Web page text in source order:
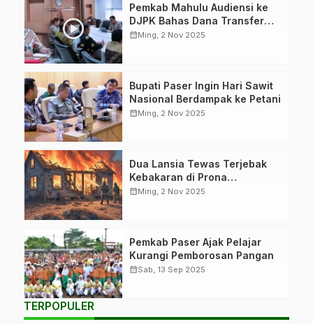
Pemkab Mahulu Audiensi ke
DJPK Bahas Dana Transfer
Daerah
calendar_monthMing, 2 Nov 2025
Bupati Paser Ingin Hari Sawit
Nasional Berdampak ke Petani
calendar_monthMing, 2 Nov 2025
Dua Lansia Tewas Terjebak
Kebakaran di Prona
Sepinggan
calendar_monthMing, 2 Nov 2025
Pemkab Paser Ajak Pelajar
Kurangi Pemborosan Pangan
calendar_monthSab, 13 Sep 2025
TERPOPULER